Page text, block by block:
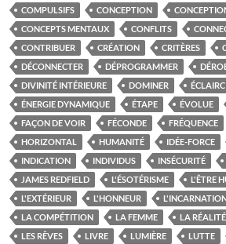
COMPULSIFS
CONCEPTION
CONCEPTS MENTAUX
CONFLITS
CONTRIBUER
CRÉATION CRITÈRES
DÉCONNECTER
DÉPROGRAMMER
DIVINITÉ INTÉRIEURE
DOMINER
ÉNERGIE DYNAMIQUE
ÉTAPE ÉVOLUE
FAÇON DE VOIR
FÉCONDE FRÉQUENCE
HORIZONTAL
HUMANITÉ IDÉE-FORCE
INDICATION
INDIVIDUS INSÉCURITÉ
JAMES REDFIELD
L'ÉSOTÉRISME L'ÊTRE
L'EXTÉRIEUR
L'HONNEUR
LA COMPÉTITION
LA FEMME LA RÉALITÉ
LES RÊVES
LIVRE LUMIÈRE LUTTE